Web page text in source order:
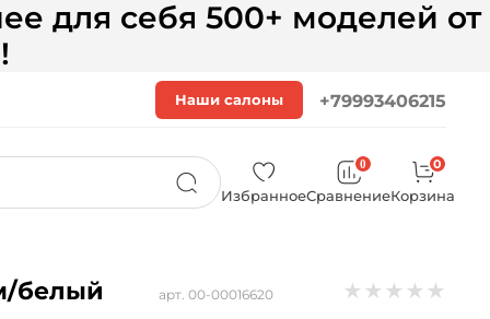
для себя 500+ моделей от
Наши салоны +79993406215
Избранное
0
Сравнение
0
Корзина
белый арт. 00-00016620 ★ ★ ★ ★ ★